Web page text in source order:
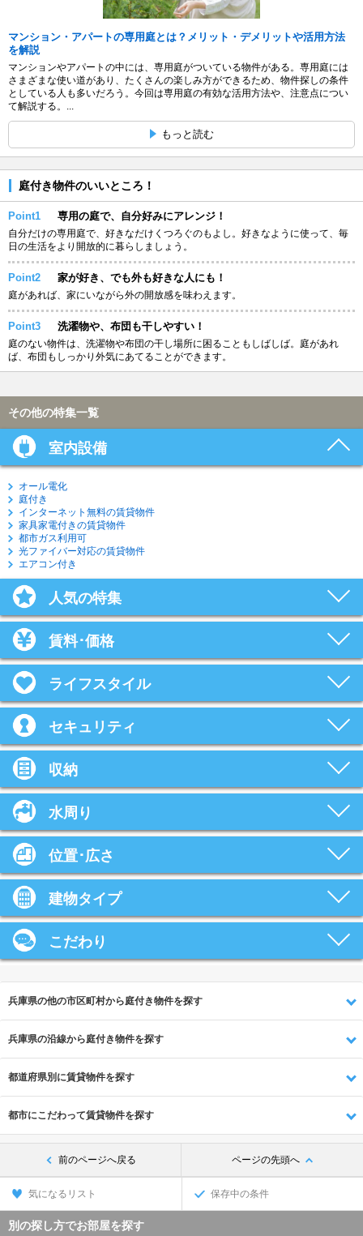
マンション・アパートの専用庭とは？メリット・デメリットや活用方法
を解説
マンションやアパートの中には、専用庭がついている物件がある。専用庭には
さまざまな使い道があり、たくさんの楽しみ方ができるため、物件探しの条件
としている人も多いだろう。今回は専用庭の有効な活用方法や、注意点につい
て解説する。...
もっと読む
庭付き物件のいいところ！
Point1 専用の庭で、自分好みにアレンジ！
自分だけの専用庭で、好きなだけくつろぐのもよし。好きなように使って、毎
日の生活をより開放的に暮らしましょう。
Point2 家が好き、でも外も好きな人にも！
庭があれば、家にいながら外の開放感を味わえます。
Point3 洗濯物や、布団も干しやすい！
庭のない物件は、洗濯物や布団の干し場所に困ることもしばしば。庭があれ
ば、布団もしっかり外気にあてることができます。
その他の特集一覧
室内設備
オール電化
庭付き
インターネット無料の賃貸物件
家具家電付きの賃貸物件
都市ガス利用可
光ファイバー対応の賃貸物件
エアコン付き
人気の特集
賃料･価格
ライフスタイル
セキュリティ
収納
水周り
位置･広さ
建物タイプ
こだわり
兵庫県の他の市区町村から庭付き物件を探す
兵庫県の沿線から庭付き物件を探す
都道府県別に賃貸物件を探す
都市にこだわって賃貸物件を探す
前のページへ戻る ページの先頭へ
気になるリスト 保存中の条件
別の探し方でお部屋を探す